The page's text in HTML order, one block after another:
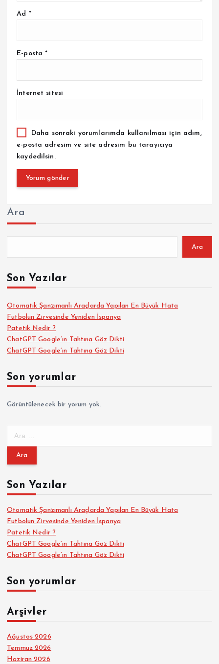
Ad *
E-posta*
İnternet sitesi
Daha sonraki yorumlarımda kullanılması için adım,
e-posta adresim ve site adresim bu tarayıcıya
kaydedilsin.
Ara
Ara
Son Yazılar
Otomatik Şanzımanlı Araçlarda Yapılan En Büyük Hata
Futbolun Zirvesinde Yeniden İspanya
Patetik Nedir ?
ChatGPT Google’ın Tahtına Göz Dikti
ChatGPT Google’ın Tahtına Göz Dikti
Son yorumlar
Görüntülenecek bir yorum yok.
m
:Son Yazılar
Otomatik Şanzımanlı Araçlarda Yapılan En Büyük Hata
Futbolun Zirvesinde Yeniden İspanya
Patetik Nedir ?
ChatGPT Google’ın Tahtına Göz Dikti
ChatGPT Google’ın Tahtına Göz Dikti
Son yorumlar
Arşivler
Ağustos 2026
Temmuz 2026
Haziran 2026